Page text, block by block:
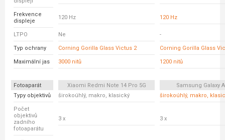
Frekvence
displeje
120 Hz 120 Hz
LTPO Ne -
Typ ochrany Corning Gorilla Glass Victus 2 Corning Gorilla Glass
Maximální jas 3000 nitů 1200 nitů
Fotoaparát Xiaomi Redmi Note 14 Pro 5G
Samsung Galaxy
Typy objektivů
širokoúhlý, makro, klasický širokoúhlý, makro,
Počet
objektivů
zadního
fotoaparátu
3 x 3 x